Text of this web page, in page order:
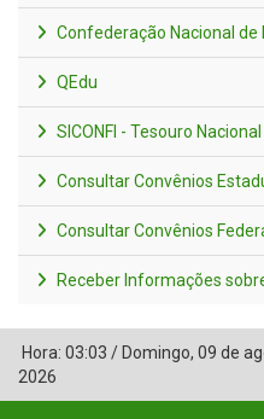
Confederação Nacional de
QEdu
SICONFI - Tesouro Nacional
Consultar Convênios
Consultar Convênios
Receber Informações
Hora: 03:03 / Domingo, 09 de
2026